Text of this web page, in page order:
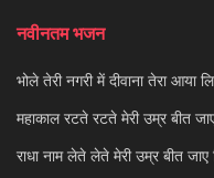
नवीनतम भजन
भोले तेरी नगरी में दीवाना तेरा आया
महाकाल रटते रटते मेरी उम्र बीत
राधा नाम लेते लेते मेरी उम्र बीत जाए